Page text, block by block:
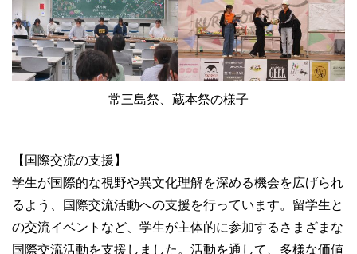
常三島祭、蔵本祭の様子
【国際交流の支援】
学生が国際的な視野や異文化理解を深める機会を広げられ
るよう、国際交流活動への支援を行っています。留学生と
の交流イベントなど、学生が主体的に参加するさまざまな
国際交流活動を支援しました。活動を通して、多様な価値